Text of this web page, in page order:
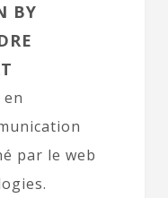
BY
en
par le web